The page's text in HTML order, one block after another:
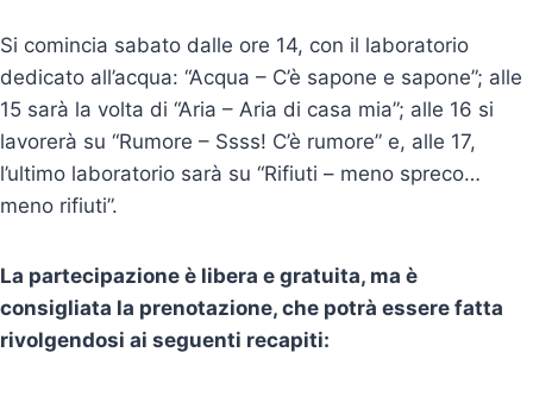
Si comincia sabato dalle ore 14, con il laboratorio
dedicato all’acqua: “Acqua – C’è sapone e sapone”; alle
15 sarà la volta di “Aria – Aria di casa mia”; alle 16 si
lavorerà su “Rumore – Ssss! C’è rumore” e, alle 17,
l’ultimo laboratorio sarà su “Rifiuti – meno spreco…
meno rifiuti”.
La partecipazione è libera e gratuita, ma è
consigliata la prenotazione, che potrà essere fatta
rivolgendosi ai seguenti recapiti: